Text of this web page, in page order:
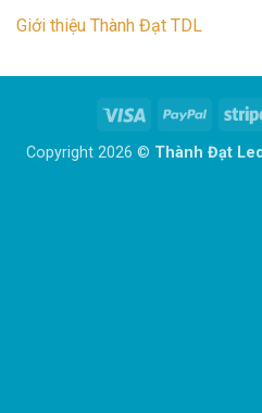
Giới thiệu Thành Đạt TDL
Visa PayPal
Copyright 2026 © Thành Đạt